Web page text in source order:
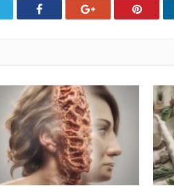
Facebook Google+ Pinterest